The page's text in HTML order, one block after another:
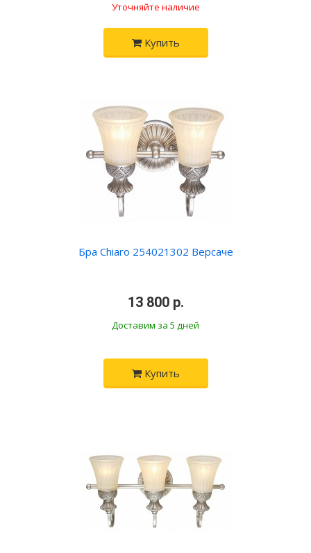
Уточняйте наличие
Купить
Бра Chiaro 254021302 Версаче
13 800 р.
Доставим за 5 дней
Купить